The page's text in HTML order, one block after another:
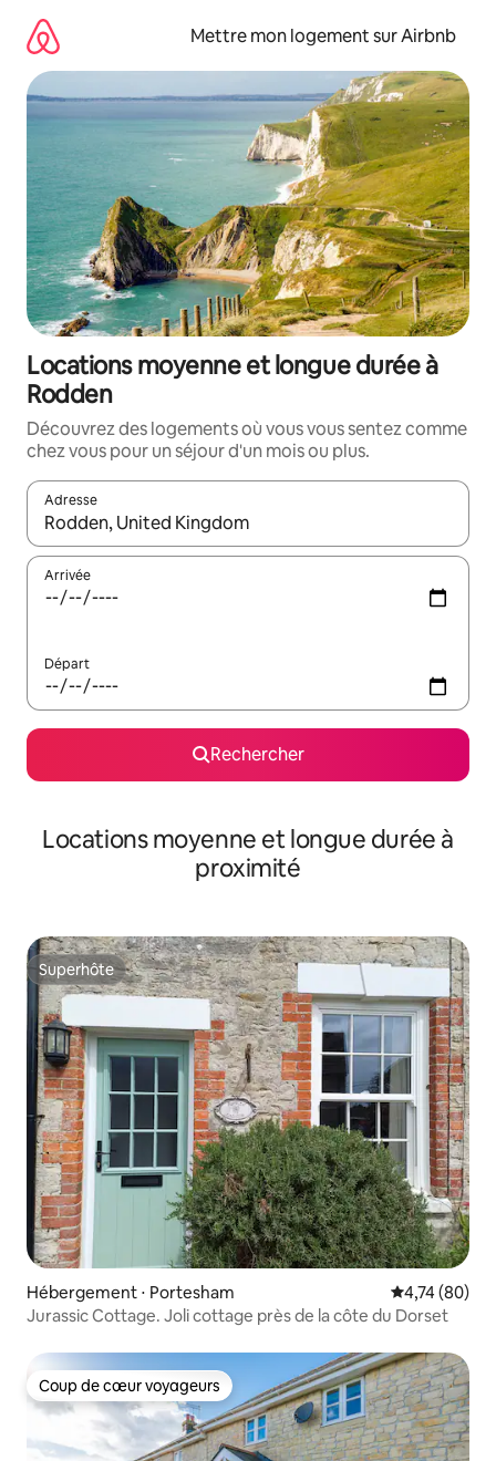
directement
contenu
Mettre mon logement sur Airbnb
Locations moyenne et longue durée à
Rodden
Découvrez des logements où vous vous sentez comme
chez vous pour un séjour d'un mois ou plus.
Adresse
Lorsque les résultats s'affichent, utilisez les flèches vers le
Arrivée
Départ
Rechercher
Locations moyenne et longue durée à
proximité
Superhôte
Superhôte
Hébergement ⋅ Portesham Évaluation
4,74 (80)
Jurassic Cottage. Joli cottage près de la côte du Dorset
Coup de cœur voyageurs
Coup de cœur voyageurs